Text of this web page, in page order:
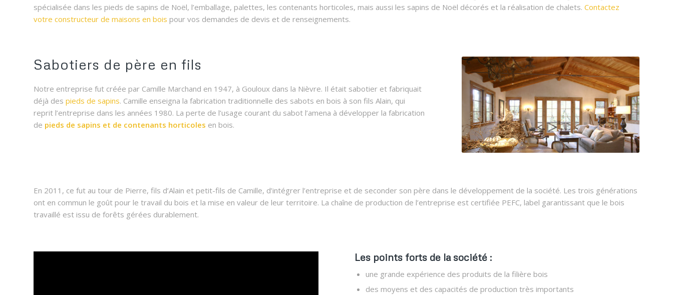
spécialisée dans les pieds de sapins de Noël, l’emballage, palettes, les contenants horticoles, mais aussi les sapins de Noël décorés et la réalisation de chalets. Contactez
votre constructeur de maisons en bois pour vos demandes de devis et de renseignements.
Sabotiers de père en fils
Notre entreprise fut créée par Camille Marchand en 1947, à Gouloux dans la Nièvre. Il était sabotier et fabriquait
déjà des pieds de sapins. Camille enseigna la fabrication traditionnelle des sabots en bois à son fils Alain, qui
reprit l’entreprise dans les années 1980. La perte de l’usage courant du sabot l’amena à développer la fabrication
de pieds de sapins et de contenants horticoles en bois.
En 2011, ce fut au tour de Pierre, fils d’Alain et petit-fils de Camille, d’intégrer l’entreprise et de seconder son père dans le développement de la société. Les trois générations
ont en commun le goût pour le travail du bois et la mise en valeur de leur territoire. La chaîne de production de l’entreprise est certifiée PEFC, label garantissant que le bois
travaillé est issu de forêts gérées durablement.
Les points forts de la société :
une grande expérience des produits de la filière bois
des moyens et des capacités de production très importants